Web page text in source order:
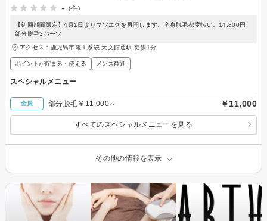
-
(-件)
【初回期間限定】4月1日よりマツエクを再開します。全身脱毛都度払い。14,800円
部分脱毛3パーツ
アクセス：鹿児島市電１系統 天文館通駅 徒歩1分
ポイントが貯まる・使える メンズ歓迎
スペシャルメニュー
全員 部分脱毛￥11,000～ ￥11,000
すべてのスペシャルメニューを見る
その他の情報を表示